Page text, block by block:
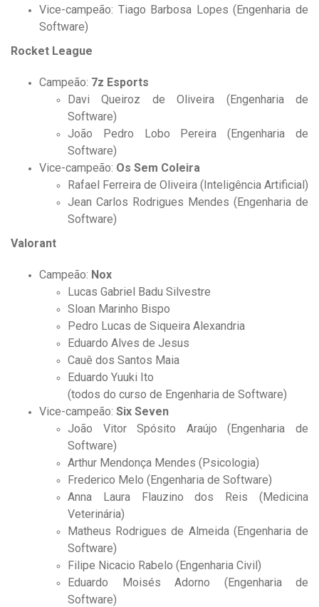
Vice-campeão: Tiago Barbosa Lopes (Engenharia de
Software)
Rocket League
Campeão: 7z Esports
Davi Queiroz de Oliveira (Engenharia de
Software)
João Pedro Lobo Pereira (Engenharia de
Software)
Vice-campeão: Os Sem Coleira
Rafael Ferreira de Oliveira (Inteligência Artificial)
Jean Carlos Rodrigues Mendes (Engenharia de
Software)
Valorant
Campeão: Nox
Lucas Gabriel Badu Silvestre
Sloan Marinho Bispo
Pedro Lucas de Siqueira Alexandria
Eduardo Alves de Jesus
Cauê dos Santos Maia
Eduardo Yuuki Ito
(todos do curso de Engenharia de Software)
Vice-campeão: Six Seven
João Vitor Spósito Araújo (Engenharia de
Software)
Arthur Mendonça Mendes (Psicologia)
Frederico Melo (Engenharia de Software)
Anna Laura Flauzino dos Reis (Medicina
Veterinária)
Matheus Rodrigues de Almeida (Engenharia de
Software)
Filipe Nicacio Rabelo (Engenharia Civil)
Eduardo Moisés Adorno (Engenharia de
Software)